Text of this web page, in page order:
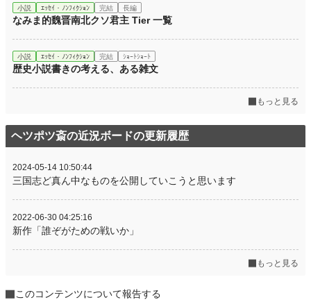
小説 ｴｯｾｲ・ﾉﾝﾌｨｸｼｮﾝ 完結 長編
なみま的魏晋南北クソ君主 Tier 一覧
小説 ｴｯｾｲ・ﾉﾝﾌｨｸｼｮﾝ 完結 ｼｮｰﾄｼｮｰﾄ
歴史小説書きの考える、ある雑文
もっと見る
ヘツポツ斎の近況ボードの更新履歴
2024-05-14 10:50:44
三国志ど真ん中なものを公開していこうと思います
2022-06-30 04:25:16
新作「誰ぞがための戦いか」
もっと見る
このコンテンツについて報告する